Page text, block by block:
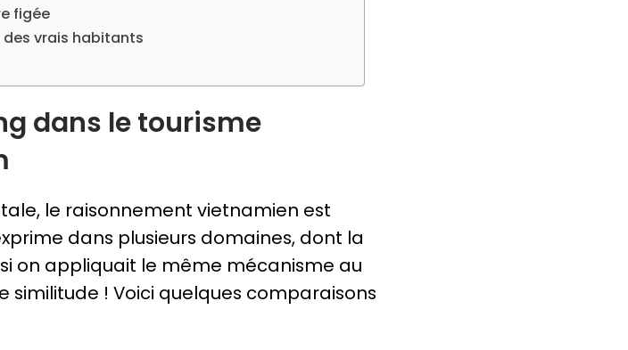
figée
des vrais habitants
dans le tourisme
le raisonnement vietnamien est
dans plusieurs domaines, dont la
on appliquait le même mécanisme au
similitude ! Voici quelques comparaisons